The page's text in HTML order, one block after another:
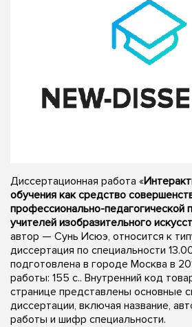
Диссертационная работа «
обучения как средство
профессионально-педагогической
учителей изобразительного
автор — Сунь Исюэ, относится к
диссертация по специальности
подготовлена в городе Москва в
работы: 155 с.. Внутренний код
странице представлены основные
диссертации, включая название,
работы и шифр специальности.